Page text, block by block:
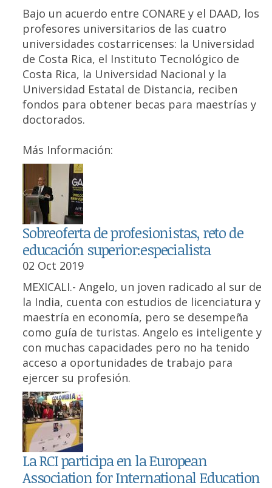
Bajo un acuerdo entre CONARE y el DAAD, los
profesores universitarios de las cuatro
universidades costarricenses: la Universidad
de Costa Rica, el Instituto Tecnológico de
Costa Rica, la Universidad Nacional y la
Universidad Estatal de Distancia, reciben
fondos para obtener becas para maestrías y
doctorados.
Más Información:
Sobreoferta de profesionistas, reto de
educación superior:especialista
02 Oct 2019
MEXICALI.- Angelo, un joven radicado al sur de
la India, cuenta con estudios de licenciatura y
maestría en economía, pero se desempeña
como guía de turistas. Angelo es inteligente y
con muchas capacidades pero no ha tenido
acceso a oportunidades de trabajo para
ejercer su profesión.
La RCI participa en la European
Association for International Education